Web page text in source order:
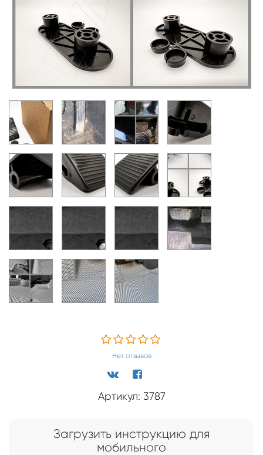
Нет отзывов
Артикул: 3787
Загрузить инструкцию для
мобильного